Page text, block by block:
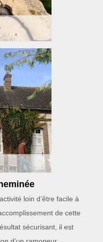
loin d’être facile à
de cette
sécurisant, il est